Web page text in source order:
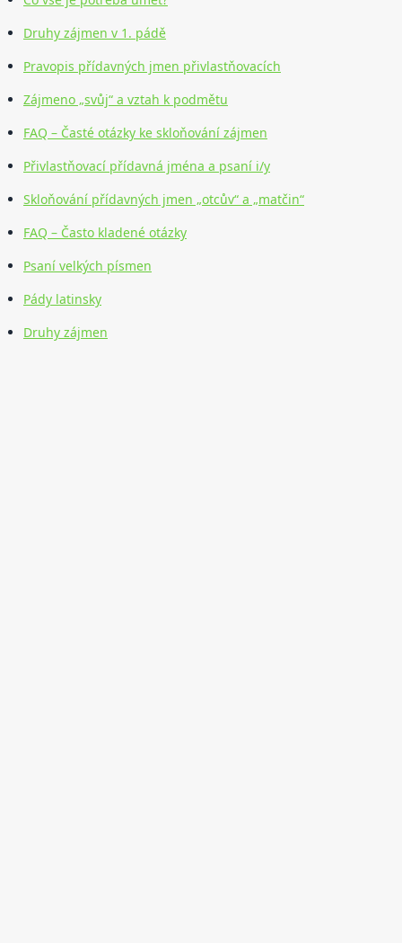
Druhy zájmen v 1. pádě
Pravopis přídavných jmen přivlastňovacích
Zájmeno „svůj“ a vztah k podmětu
FAQ – Časté otázky ke skloňování zájmen
Přivlastňovací přídavná jména a psaní i/y
Skloňování přídavných jmen „otcův“ a „matčin“
FAQ – Často kladené otázky
Psaní velkých písmen
Pády latinsky
Druhy zájmen